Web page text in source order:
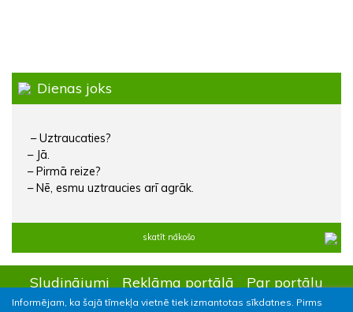
Informējam, ka šajā tīmekļa vietnē tiek izmantotas sīkdatnes. Pirms
Dienas joks
– Uztraucaties?
– Jā.
– Pirmā reize?
– Nē, esmu uztraucies arī agrāk.
skatīt nākošo
Sludinājumi Reklāma portālā
Par portālu